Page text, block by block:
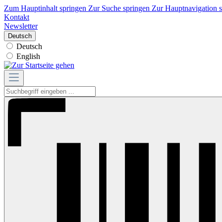
Zum Hauptinhalt springen Zur Suche springen Zur Hauptnavigation
Kontakt
Newsletter
Deutsch
Deutsch
English